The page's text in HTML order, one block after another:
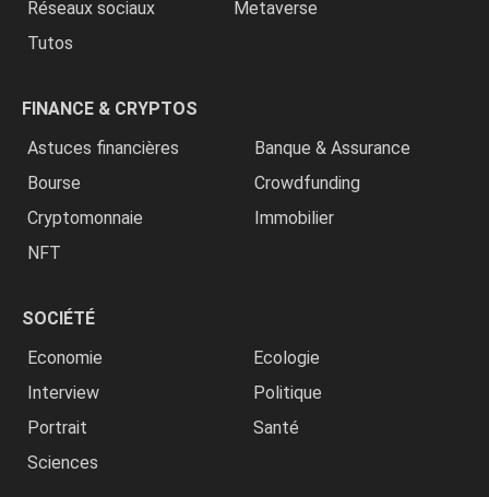
Réseaux sociaux
Metaverse
Tutos
FINANCE & CRYPTOS
Astuces financières
Banque & Assurance
Bourse
Crowdfunding
Cryptomonnaie
Immobilier
NFT
SOCIÉTÉ
Economie
Ecologie
Interview
Politique
Portrait
Santé
Sciences